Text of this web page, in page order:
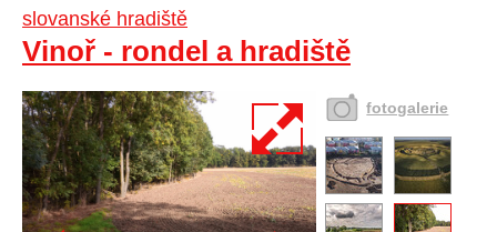
slovanské hradiště
Vinoř - rondel a hradiště
fotogalerie